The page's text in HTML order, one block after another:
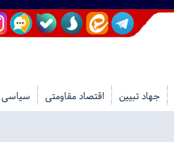
جهاد تبیین اقتصاد مقاومتی سیاسی